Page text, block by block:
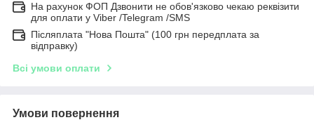
На рахунок ФОП Дзвонити не обов'язково чекаю реквізити
для оплати у Viber /Telegram /SMS
Післяплата "Нова Пошта" (100 грн передплата за
відправку)
Всі умови оплати
Умови повернення